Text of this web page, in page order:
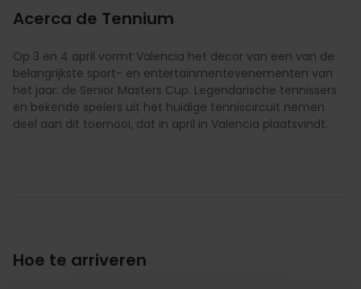
Acerca de Tennium
Op 3 en 4 april vormt Valencia het decor van een van de
belangrijkste sport- en entertainmentevenementen van
het jaar: de Senior Masters Cup. Legendarische tennissers
en bekende spelers uit het huidige tenniscircuit nemen
deel aan dit toernooi, dat in april in Valencia plaatsvindt.
Hoe te arriveren